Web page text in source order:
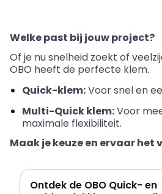
Welke past bij jouw project?
Of je nu snelheid zoekt of
OBO heeft de perfecte klem.
Quick-klem:Voor snel en
Multi-Quick klem:Voor
maximale flexibiliteit.
Maak je keuze en ervaar het
Ontdek de OBO Quick- en